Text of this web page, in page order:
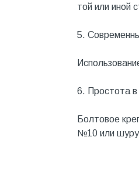
инструменты
Напольные
Нерудный
Облицовочная
той или иной
5.
6. Простота в
Болтовое
№10 или